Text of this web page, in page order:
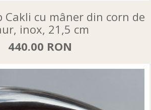
Cakli cu mâner din corn de
inox, 21,5 cm
440.00 RON